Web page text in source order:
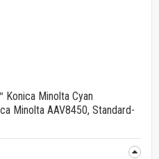
Minolta Cyan
Minolta AAV8450, Standard-